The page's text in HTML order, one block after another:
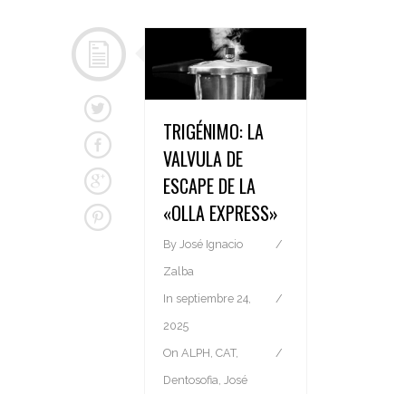
TRIGÉNIMO: LA
VALVULA DE
ESCAPE DE LA
«OLLA EXPRESS»
By José Ignacio
Zalba
In septiembre 24,
2025
On ALPH CAT,
Dentosofia
José